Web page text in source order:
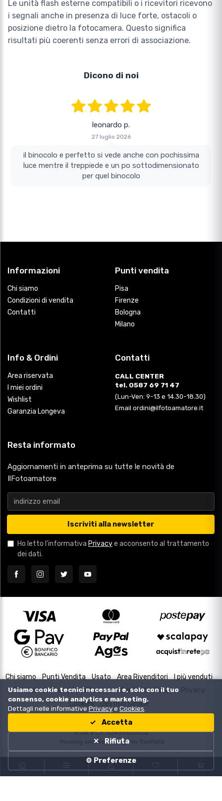
Le unità flash esterne compatibili o i ricevitori ricevono
i segnali anche in presenza di luce forte, ostacoli o
posizione dietro la fotocamera. Questo significa
risultati più coerenti senza errori di associazione.
Dicono di noi
leonardo p.
27 luglio 2026
il binocolo e perfetto si vede anche con pochissima
luce mentre il treppiede e un po sottodimensionato
per quel binocolo
Informazioni
Chi siamo
Condizioni di vendita
Contatti
Punti vendita
Pisa
Firenze
Bologna
Milano
Info & Ordini
Area riservata
I miei ordini
Wishlist
Garanzia Longeva
Contatti
CALL CENTER
tel. 0587 69 71 47
(Lun-Ven: 9-13 e 14.30-18.30)
Email ordini@ilfotoamatore.it
Resta informato
Aggiornamenti in anteprima su tutte le novità de
IlFotoamatore
Iscriviti alla newsletter
Ho letto l'informativa Privacye acconsento al trattamento
dei dati.
Chi siamo Punti Vendita Usato Area Rivenditori
I più venduti
Condizioni di vendita
Glossario Contatti Mappa
Privacy
Cookies
Gestisci Cookie
Copyright © 2000-2026
P.IVA e C.F. 02433630502
Housing and Web Design by DevItalia
Usiamo cookie tecnici necessari e, solo con il tuo
consenso, cookie analytics e marketing.
Dettagli nelle informative Privacye Cookies.
Accetta
Rifiuta
⚙️ Preferenze